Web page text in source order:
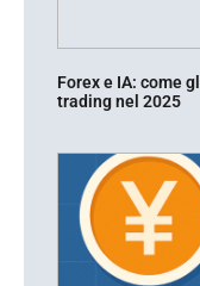
Forex e IA: come
trading nel 2025